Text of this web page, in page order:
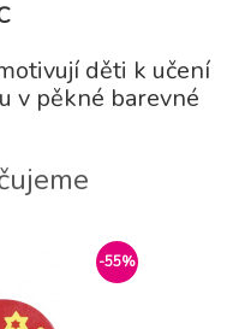
děti k učení
v pěkné barevné
-55%